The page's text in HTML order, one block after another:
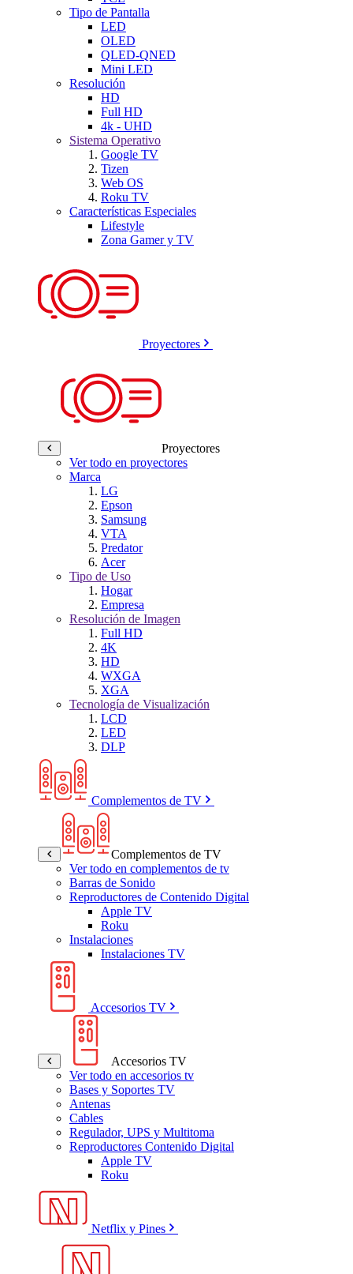
Tipo de Pantalla
LED
OLED
QLED-QNED
Mini LED
Resolución
HD
Full HD
4k - UHD
Sistema Operativo
Google TV
Tizen
Web OS
Roku TV
Características Especiales
Lifestyle
Zona Gamer y TV
Proyectores
Proyectores
Ver todo en proyectores
Marca
LG
Epson
Samsung
VTA
Predator
Acer
Tipo de Uso
Hogar
Empresa
Resolución de Imagen
Full HD
4K
HD
WXGA
XGA
Tecnología de Visualización
LCD
LED
DLP
Complementos de TV
Complementos de TV
Ver todo en complementos de tv
Barras de Sonido
Reproductores de Contenido Digital
Apple TV
Roku
Instalaciones
Instalaciones TV
Accesorios TV
Accesorios TV
Ver todo en accesorios tv
Bases y Soportes TV
Antenas
Cables
Regulador, UPS y Multitoma
Reproductores Contenido Digital
Apple TV
Roku
Netflix y Pines